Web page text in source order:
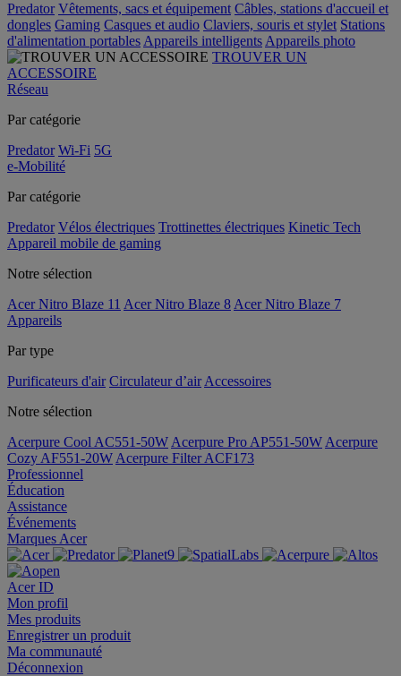
Predator Vêtements, sacs et équipement Câbles, stations d'accueil et
dongles Gaming Casques et audio Claviers, souris et stylet Stations
d'alimentation portables Appareils intelligents Appareils photo
TROUVER UN
ACCESSOIRE
Réseau
Par catégorie
Predator Wi-Fi 5G
e-Mobilité
Par catégorie
Predator Vélos électriques Trottinettes électriques Kinetic Tech
Appareil mobile de gaming
Notre sélection
Acer Nitro Blaze 11 Acer Nitro Blaze 8 Acer Nitro Blaze 7
Appareils
Par type
Purificateurs d'air Circulateur d’air Accessoires
Notre sélection
Acerpure Cool AC551-50W Acerpure Pro AP551-50W Acerpure
Cozy AF551-20W Acerpure Filter ACF173
Professionnel
Éducation
Assistance
Événements
Marques Acer
Acer ID
Mon profil
Mes produits
Enregistrer un produit
Ma communauté
Déconnexion